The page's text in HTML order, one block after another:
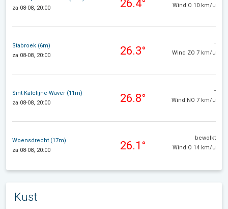
za 08-08, 20:00
26.4° Wind O 10 km/u
Stabroek (6m)
za 08-08, 20:00
26.3°
-
Wind ZO 7 km/u
Sint-Katelijne-Waver (11m)
za 08-08, 20:00
26.8°
-
Wind NO 7 km/u
Woensdrecht (17m)
za 08-08, 20:00
26.1°
bewolkt
Wind O 14 km/u
Kust